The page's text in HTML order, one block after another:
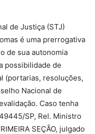
de Justiça (STJ)
é uma prerrogativa
de sua autonomia
possibilidade de
(portarias, resoluções,
Nacional de
Caso tenha
SP, Rel. Ministro
SEÇÃO, julgado